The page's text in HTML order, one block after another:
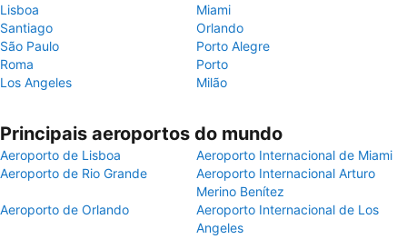
Lisboa
Miami
Santiago
Orlando
São Paulo
Porto Alegre
Roma
Porto
Los Angeles
Milão
Principais aeroportos do mundo
Aeroporto de Lisboa
Aeroporto Internacional de Miami
Aeroporto de Rio Grande
Aeroporto Internacional Arturo
Merino Benítez
Aeroporto de Orlando
Aeroporto Internacional de Los
Angeles